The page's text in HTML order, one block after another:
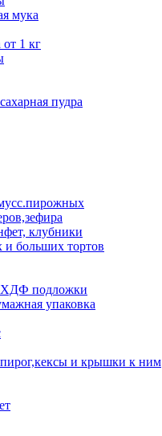
мука
1 кг
пудра
клубники
и больших тортов
подложки
упаковка
и крышки к ним